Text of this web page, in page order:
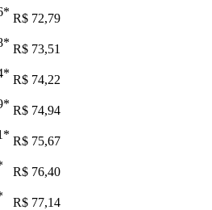
* R$ 72,79
* R$ 73,51
* R$ 74,22
* R$ 74,94
* R$ 75,67
R$ 76,40
R$ 77,14